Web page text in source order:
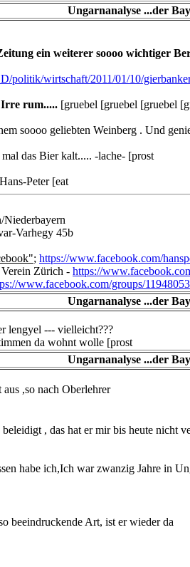
Ungarnanalyse ...der
ein weiterer soooo wichtiger
politik/wirtschaft/2011/01/10/
rum..... [gruebel [gruebel [gruebel
soooo geliebten Weinberg . Und
das Bier kalt..... -lache- [prost
Peter [eat
Niederbayern
Varhegy 45b
; https://www.facebook.com/
Zürich - https://
www.facebook.com/groups/
Ungarnanalyse ...der
lengyel --- vielleicht???
da wohnt wolle [prost
Ungarnanalyse ...der
aus ,so nach Oberlehrer
, das hat er mir bis heute nicht
habe ich,Ich war zwanzig Jahre in
beeindruckende Art, ist er wieder da